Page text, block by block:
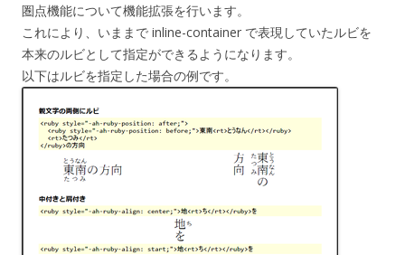
圏点機能について機能拡張を行います。
これにより、いままで inline-container で表現していたルビを
本来のルビとして指定ができるようになります。
以下はルビを指定した場合の例です。